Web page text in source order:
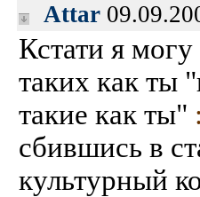
Attar
Кстати я
таких как ты
такие как ты"
сбившись в
культурный